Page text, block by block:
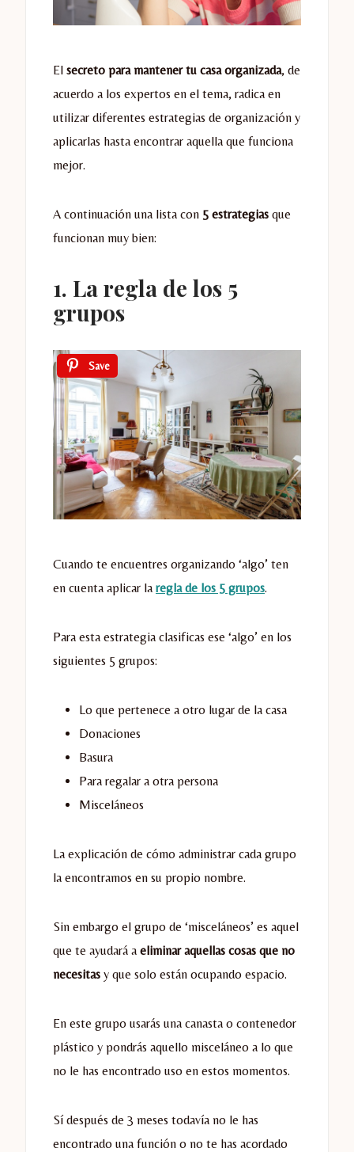
El secreto para mantener tu casa organizada, de
acuerdo a los expertos en el tema, radica en
utilizar diferentes estrategias de organización y
aplicarlas hasta encontrar aquella que funciona
mejor.
A continuación una lista con 5 estrategias que
funcionan muy bien:
1. La regla de los 5
grupos
Save
Cuando te encuentres organizando ‘algo’ ten
en cuenta aplicar la regla de los 5 grupos.
Para esta estrategia clasificas ese ‘algo’ en los
siguientes 5 grupos:
Lo que pertenece a otro lugar de la casa
Donaciones
Basura
Para regalar a otra persona
Misceláneos
La explicación de cómo administrar cada grupo
la encontramos en su propio nombre.
Sin embargo el grupo de ‘misceláneos’ es aquel
que te ayudará a eliminar aquellas cosas que no
necesitas y que solo están ocupando espacio.
En este grupo usarás una canasta o contenedor
plástico y pondrás aquello misceláneo a lo que
no le has encontrado uso en estos momentos.
Sí después de 3 meses todavía no le has
encontrado una función o no te has acordado